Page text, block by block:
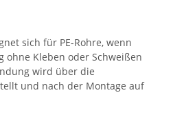
sich für PE-Rohre, wenn
ohne Kleben oder Schweißen
wird über die
und nach der Montage auf